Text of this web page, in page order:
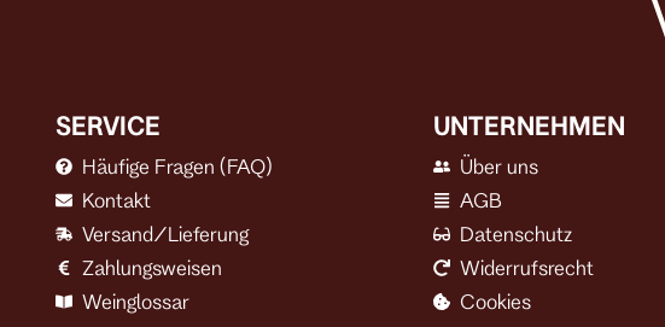
SERVICE
Häufige Fragen (FAQ)
Kontakt
Versand/Lieferung
Zahlungsweisen
Weinglossar
UNTERNEHMEN
Über uns
AGB
Datenschutz
Widerrufsrecht
Cookies